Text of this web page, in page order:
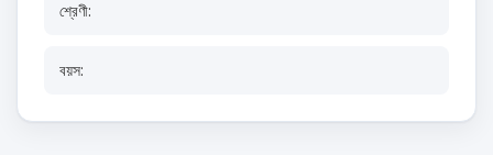
শ্রেণী:
বয়স: